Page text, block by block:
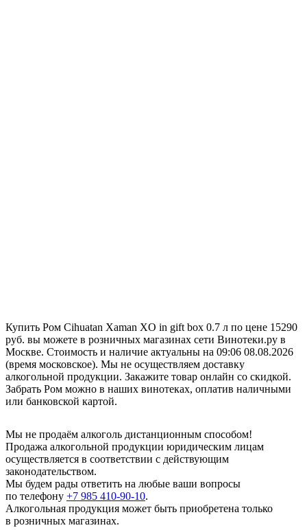
Купить Ром Cihuatan Xaman XO in gift box 0.7 л по цене 15290
руб. вы можете в розничных магазинах сети Винотеки.ру в
Москве. Стоимость и наличие актуальны на 09:06 08.08.2026
(время московское). Мы не осуществляем доставку
алкогольной продукции. Закажите товар онлайн со скидкой.
Забрать Ром можно в наших винотеках, оплатив наличными
или банковской картой.
Мы не продаём алкоголь дистанционным способом!
Продажа алкогольной продукции юридическим лицам
осуществляется в соответствии с действующим
законодательством.
Мы будем рады ответить на любые ваши вопросы
по телефону +7 985 410-90-10.
Алкогольная продукция может быть приобретена только
в розничных магазинах.